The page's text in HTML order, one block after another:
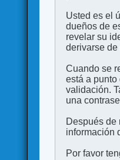
Usted es el
dueños de
revelar su
derivarse
Cuando se
está a punto
validación.
una
Después de
información
Por favor